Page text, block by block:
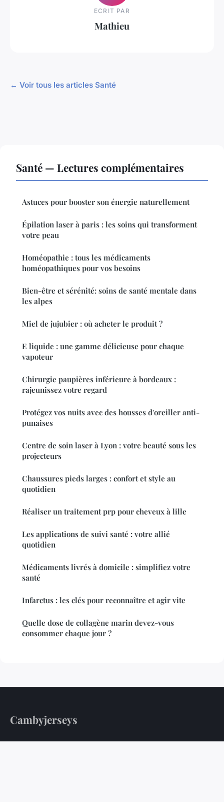
ECRIT PAR
Mathieu
← Voir tous les articles Santé
Santé — Lectures complémentaires
Astuces pour booster son énergie naturellement
Épilation laser à paris : les soins qui transforment
votre peau
Homéopathie : tous les médicaments
homéopathiques pour vos besoins
Bien-être et sérénité: soins de santé mentale dans
les alpes
Miel de jujubier : où acheter le produit ?
E liquide : une gamme délicieuse pour chaque
vapoteur
Chirurgie paupières inférieure à bordeaux :
rajeunissez votre regard
Protégez vos nuits avec des housses d'oreiller anti-
punaises
Centre de soin laser à Lyon : votre beauté sous les
projecteurs
Chaussures pieds larges : confort et style au
quotidien
Réaliser un traitement prp pour cheveux à lille
Les applications de suivi santé : votre allié
quotidien
Médicaments livrés à domicile : simplifiez votre
santé
Infarctus : les clés pour reconnaître et agir vite
Quelle dose de collagène marin devez-vous
consommer chaque jour ?
Cambyjerseys